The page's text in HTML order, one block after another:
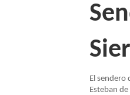
AYUDA
El sendero
Esteban